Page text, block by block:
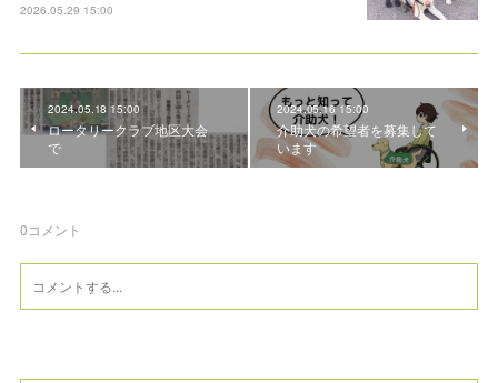
2026.05.29 15:00
2024.05.18 15:00
ロータリークラブ地区大会
で
2024.05.16 15:00
介助犬の希望者を募集して
います
0コメント